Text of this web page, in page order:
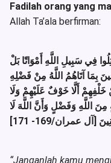
Fadilah orang yang
Allah Ta’ala berfirman:
فِي سَبِيلِ اللَّهِ أَمْوَاتًا بَلْ
يُرْزَقُونَ (169) فَرِحِينَ بِمَا آتَاهُمُ اللَّهُ مِنْ فَضْلِهِ
خَلْفِهِمْ أَلَّا خَوْفٌ عَلَيْهِمْ وَلَا
بِنِعْمَةٍ مِنَ اللَّهِ وَفَضْلٍ وَأَنَّ اللَّهَ لَا
عمران/169- 171]
“Janganlah kamu